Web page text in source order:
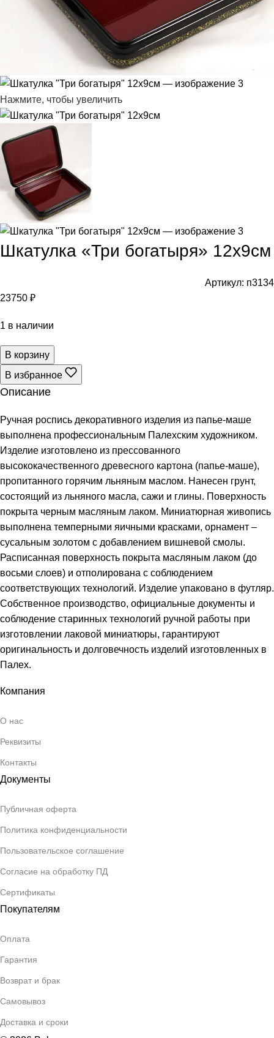
Нажмите, чтобы увеличить
Шкатулка «Три богатыря» 12х9см
Артикул: п3134
23750 ₽
1 в наличии
В корзину
В избранное
Описание
Ручная роспись декоративного изделия из папье-маше
выполнена профессиональным Палехским художником.
Изделие изготовлено из прессованного
высококачественного древесного картона (папье-маше),
пропитанного горячим льняным маслом. Нанесен грунт,
состоящий из льняного масла, сажи и глины. Поверхность
покрыта черным масляным лаком. Миниатюрная живопись
выполнена темперными яичными красками, орнамент –
сусальным золотом с добавлением вишневой смолы.
Расписанная поверхность покрыта масляным лаком (до
восьми слоев) и отполирована с соблюдением
соответствующих технологий. Изделие упаковано в футляр.
Собственное производство, официальные документы и
соблюдение старинных технологий ручной работы при
изготовлении лаковой миниатюры, гарантируют
оригинальность и долговечность изделий изготовленных в
Палех.
Компания
О нас
Реквизиты
Контакты
Документы
Публичная оферта
Политика конфиденциальности
Пользовательское соглашение
Согласие на обработку ПД
Сертификаты
Покупателям
Оплата
Гарантия
Возврат и брак
Самовывоз
Доставка и сроки